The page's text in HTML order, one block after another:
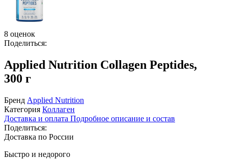
8 оценок
Поделиться:
Applied Nutrition Collagen Peptides,
300 г
Бренд Applied Nutrition
Категория Коллаген
Доставка и оплата Подробное описание и состав
Поделиться:
Доставка по России
Быстро и недорого